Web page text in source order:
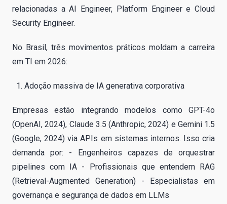
relacionadas a AI Engineer, Platform Engineer e Cloud
Security Engineer.
No Brasil, três movimentos práticos moldam a carreira
em TI em 2026:
Adoção massiva de IA generativa corporativa
Empresas estão integrando modelos como GPT-4o
(OpenAI, 2024), Claude 3.5 (Anthropic, 2024) e Gemini 1.5
(Google, 2024) via APIs em sistemas internos. Isso cria
demanda por: - Engenheiros capazes de orquestrar
pipelines com IA - Profissionais que entendem RAG
(Retrieval-Augmented Generation) - Especialistas em
governança e segurança de dados em LLMs